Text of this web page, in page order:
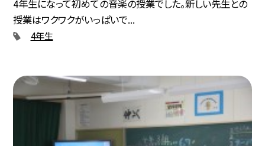
4年生になって初めての音楽の授業でした。新しい先生との
授業はワクワクがいっぱいで...
4年生